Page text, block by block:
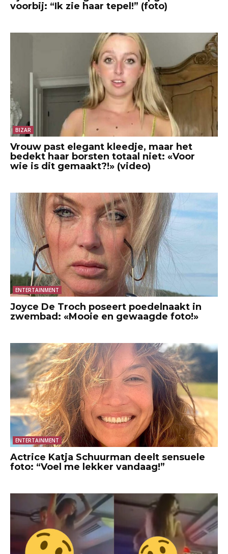
voorbij: “Ik zie haar tepel!” (foto)
BIZAR
Vrouw past elegant kleedje, maar het
bedekt haar borsten totaal niet: «Voor
wie is dit gemaakt?!» (video)
ENTERTAINMENT
Joyce De Troch poseert poedelnaakt in
zwembad: «Mooie en gewaagde foto!»
ENTERTAINMENT
Actrice Katja Schuurman deelt sensuele
foto: “Voel me lekker vandaag!”